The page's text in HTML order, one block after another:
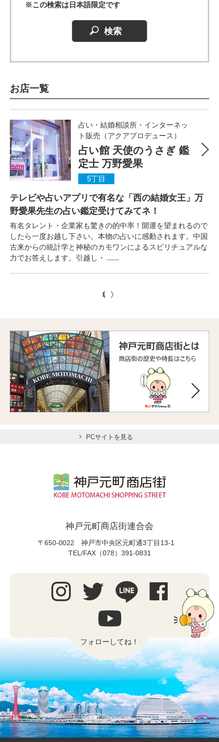
※この検索は日本語限定です
お店一覧
占い・結婚相談所・インターネッ
ト販売（アクアプロデュース）
占い館 天使のうさぎ 鑑
定士 万野愛果
5丁目
テレビや占いアプリで有名な「西の結婚女王」万
野愛果先生の占い鑑定受けてみてネ！
有名タレント・企業家も驚きの的中率！開運を望まれるので
したら一度お越し下さい。本物の占いに感動されます。中国
古来からの統計学と神秘のカモワンによるスピリチュアルな
力でお答えします。引越し・ ......
1
PCサイトを見る
神戸元町商店街連合会
〒650-0022 神戸市中央区元町通3丁目13-1
TEL/FAX（078）391-0831
フォローしてね！